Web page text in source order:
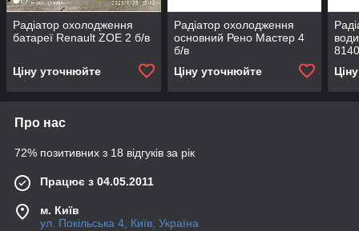
Радіатор охолодження
батареї Renault ZOE 2 б/в
Ціну уточнюйте
Радіатор охолодження
основний Рено Мастер 4
б/в
Ціну уточнюйте
Про нас
72% позитивних з 18 відгуків за рік
Працює з 04.05.2011
м. Київ
ул. Покільська 4, Київ, Україна